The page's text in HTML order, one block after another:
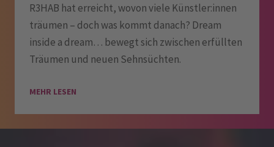
R3HAB hat erreicht, wovon viele Künstler:innen
träumen – doch was kommt danach? Dream
inside a dream… bewegt sich zwischen erfüllten
Träumen und neuen Sehnsüchten.
MEHR LESEN